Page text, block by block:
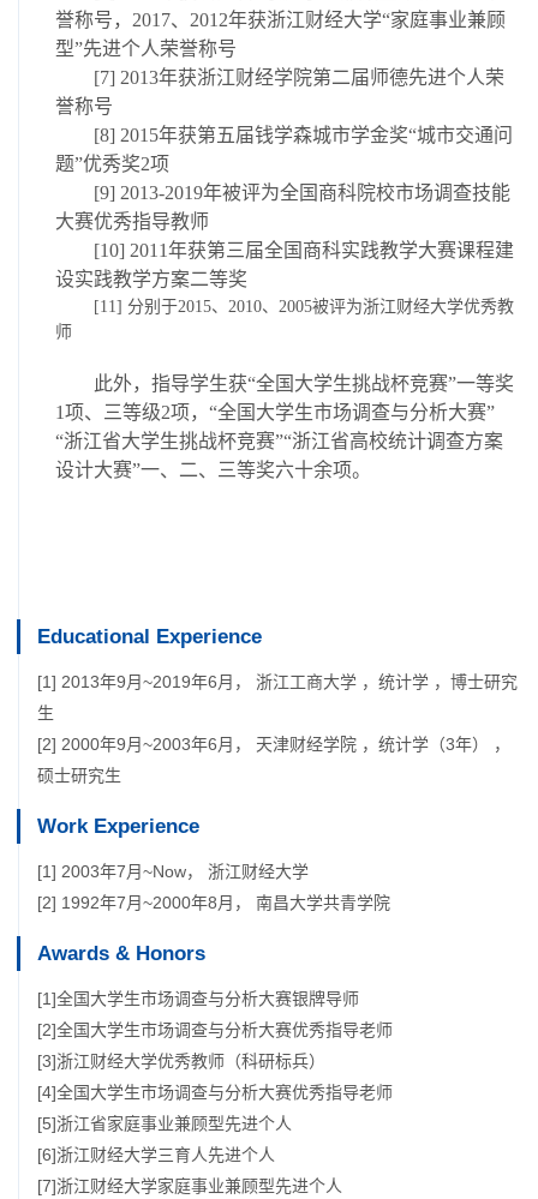
誉称号， 2017、 2012年获浙江财经大学“家庭事业兼顾
型”先进个人荣誉称号
[7] 2013年获浙江财经学院第二届师德先进个人荣
誉称号
[8] 2015年获第五届钱学森城市学金奖“城市交通问
题”优秀奖2项
[9] 2013-2019年被评为全国商科院校市场调查技能
大赛优秀指导教师
[10] 2011年获第三届全国商科实践教学大赛课程建
设实践教学方案二等奖
[11] 分别于2015、 2010、 2005被评为浙江财经大学优秀教
师
此外，指导学生获“全国大学生挑战杯竞赛”一等奖
1项、三等级2项， “全国大学生市场调查与分析大赛”
“浙江省大学生挑战杯竞赛”“浙江省高校统计调查方案
设计大赛”一、二、三等奖六十余项。
Educational Experience
[1] 2013年9月~2019年6月， 浙江工商大学 ，统计学 ，博士研究
生
[2] 2000年9月~2003年6月， 天津财经学院 ，统计学（3年） ，
硕士研究生
Work Experience
[1] 2003年7月~Now， 浙江财经大学
[2] 1992年7月~2000年8月， 南昌大学共青学院
Awards & Honors
[1]全国大学生市场调查与分析大赛银牌导师
[2]全国大学生市场调查与分析大赛优秀指导老师
[3]浙江财经大学优秀教师（科研标兵）
[4]全国大学生市场调查与分析大赛优秀指导老师
[5]浙江省家庭事业兼顾型先进个人
[6]浙江财经大学三育人先进个人
[7]浙江财经大学家庭事业兼顾型先进个人